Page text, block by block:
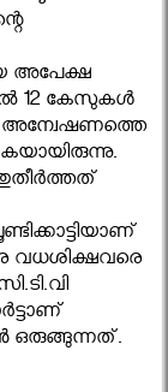
അപേക്ഷ
12 കേസുകള്‍
അന്വേഷണത്തെ
വധശിക്ഷവരെ
ഒരുങ്ങുന്നത്.